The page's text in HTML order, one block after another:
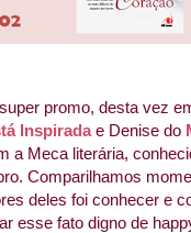
promo, desta vez
Inspiradae Denise do
a Meca literária,
Comparilhamos
deles foi conhecer e
esse fato digno de